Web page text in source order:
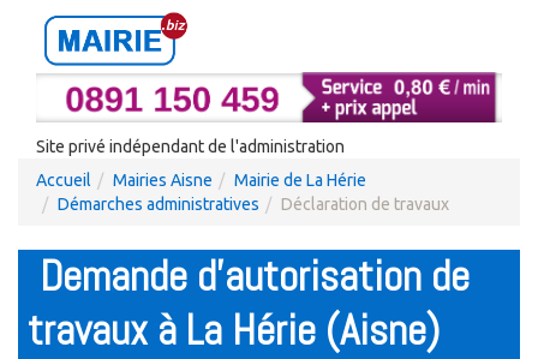
Site privé indépendant de l'administration
Accueil
Mairies Aisne
Mairie de La Hérie
Démarches administratives
Déclaration de travaux
Demande d'autorisation de
travaux à La Hérie (Aisne)